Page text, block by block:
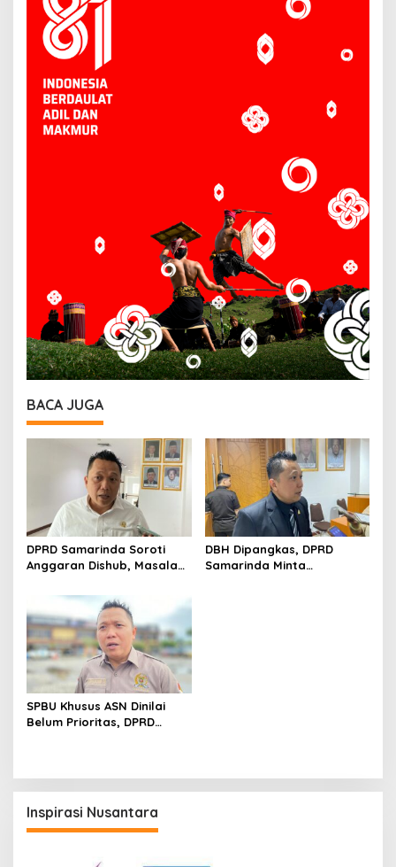
BACA JUGA
DPRD Samarinda Soroti
Anggaran Dishub, Masalah
Belum Tertangani Optimal
DBH Dipangkas, DPRD
Samarinda Minta
SPBU Khusus ASN Dinilai
Belum Prioritas, DPRD
Inspirasi Nusantara